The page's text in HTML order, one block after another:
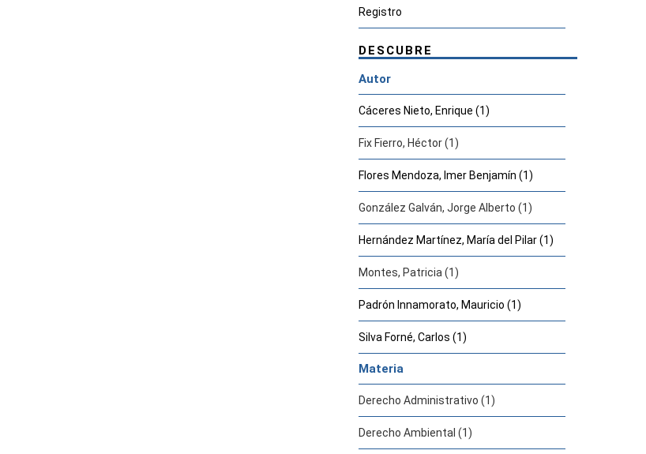
Registro
DESCUBRE
Autor
Cáceres Nieto, Enrique (1)
Fix Fierro, Héctor (1)
Flores Mendoza, Imer Benjamín (1)
González Galván, Jorge Alberto (1)
Hernández Martínez, María del Pilar (1)
Montes, Patricia (1)
Padrón Innamorato, Mauricio (1)
Silva Forné, Carlos (1)
Materia
Derecho Administrativo (1)
Derecho Ambiental (1)